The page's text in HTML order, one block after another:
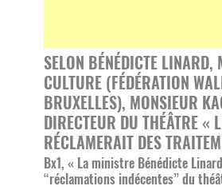
SELON BÉNÉDICTE LINARD,
CULTURE (FÉDÉRATION
BRUXELLES), MONSIEUR
DIRECTEUR DU THÉÂTRE «
RÉCLAMERAIT DES
Bx1, « La ministre Bénédicte
“réclamations indécentes” du